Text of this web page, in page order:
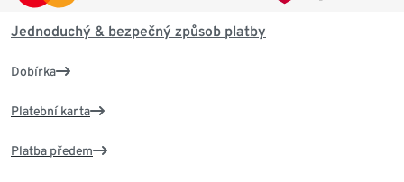
Jednoduchý & bezpečný způsob platby
Dobírka
Platební karta
Platba předem